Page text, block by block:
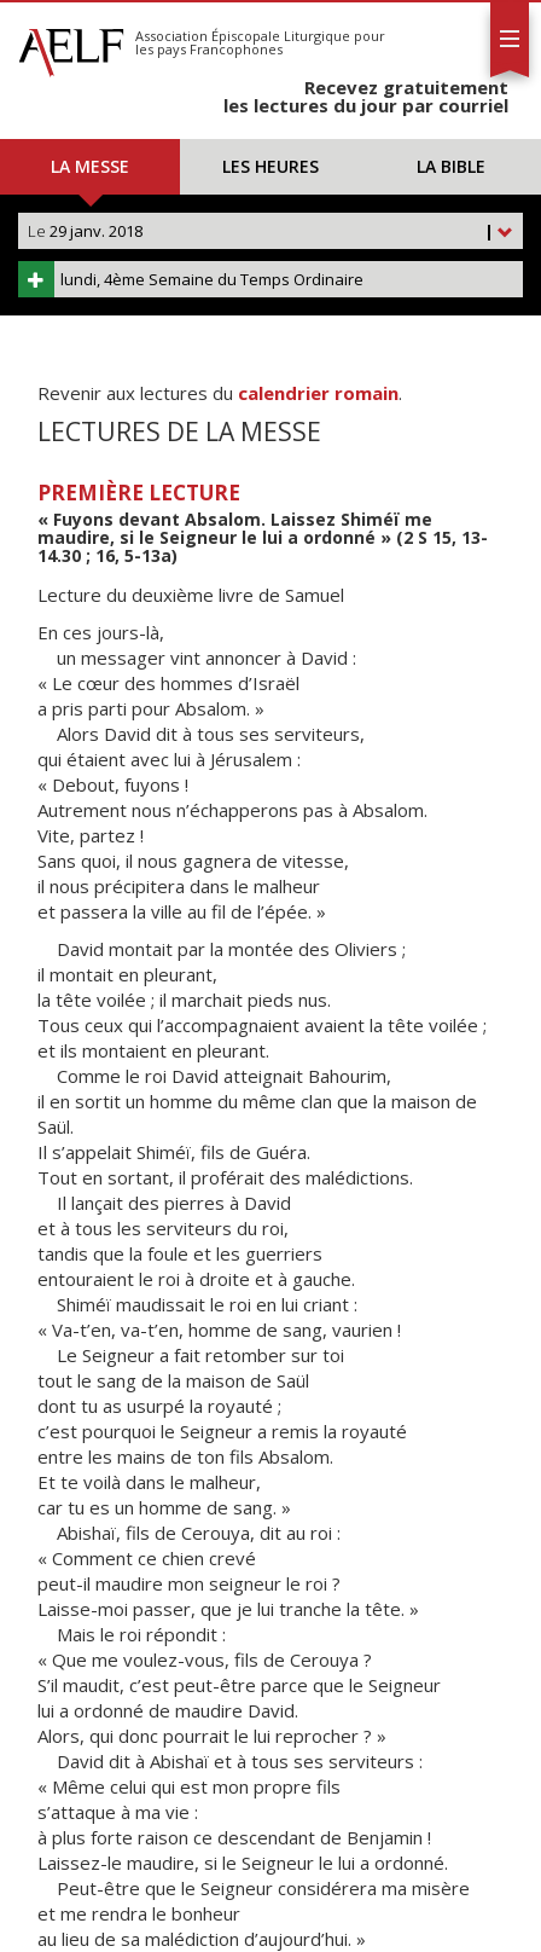
S'abonner
Calendrier
Association Épiscopale Liturgique pour
les pays Francophones
Recevez gratuitement
les lectures du jour par courriel
LA MESSE LES HEURES LA BIBLE
|
Le 29 janv. 2018
lundi, 4ème Semaine du Temps Ordinaire
Revenir aux lectures du calendrier romain.
LECTURES DE LA MESSE
PREMIÈRE LECTURE
« Fuyons devant Absalom. Laissez Shiméï me
maudire, si le Seigneur le lui a ordonné » (2 S 15, 13-
14.30 ; 16, 5-13a)
Lecture du deuxième livre de Samuel
En ces jours-là,
un messager vint annoncer à David :
« Le cœur des hommes d’Israël
a pris parti pour Absalom. »
Alors David dit à tous ses serviteurs,
qui étaient avec lui à Jérusalem :
« Debout, fuyons !
Autrement nous n’échapperons pas à Absalom.
Vite, partez !
Sans quoi, il nous gagnera de vitesse,
il nous précipitera dans le malheur
et passera la ville au fil de l’épée. »
David montait par la montée des Oliviers ;
il montait en pleurant,
la tête voilée ; il marchait pieds nus.
Tous ceux qui l’accompagnaient avaient la tête voilée ;
et ils montaient en pleurant.
Comme le roi David atteignait Bahourim,
il en sortit un homme du même clan que la maison de
Saül.
Il s’appelait Shiméï, fils de Guéra.
Tout en sortant, il proférait des malédictions.
Il lançait des pierres à David
et à tous les serviteurs du roi,
tandis que la foule et les guerriers
entouraient le roi à droite et à gauche.
Shiméï maudissait le roi en lui criant :
« Va-t’en, va-t’en, homme de sang, vaurien !
Le Seigneur a fait retomber sur toi
tout le sang de la maison de Saül
dont tu as usurpé la royauté ;
c’est pourquoi le Seigneur a remis la royauté
entre les mains de ton fils Absalom.
Et te voilà dans le malheur,
car tu es un homme de sang. »
Abishaï, fils de Cerouya, dit au roi :
« Comment ce chien crevé
peut-il maudire mon seigneur le roi ?
Laisse-moi passer, que je lui tranche la tête. »
Mais le roi répondit :
« Que me voulez-vous, fils de Cerouya ?
S’il maudit, c’est peut-être parce que le Seigneur
lui a ordonné de maudire David.
Alors, qui donc pourrait le lui reprocher ? »
David dit à Abishaï et à tous ses serviteurs :
« Même celui qui est mon propre fils
s’attaque à ma vie :
à plus forte raison ce descendant de Benjamin !
Laissez-le maudire, si le Seigneur le lui a ordonné.
Peut-être que le Seigneur considérera ma misère
et me rendra le bonheur
au lieu de sa malédiction d’aujourd’hui. »